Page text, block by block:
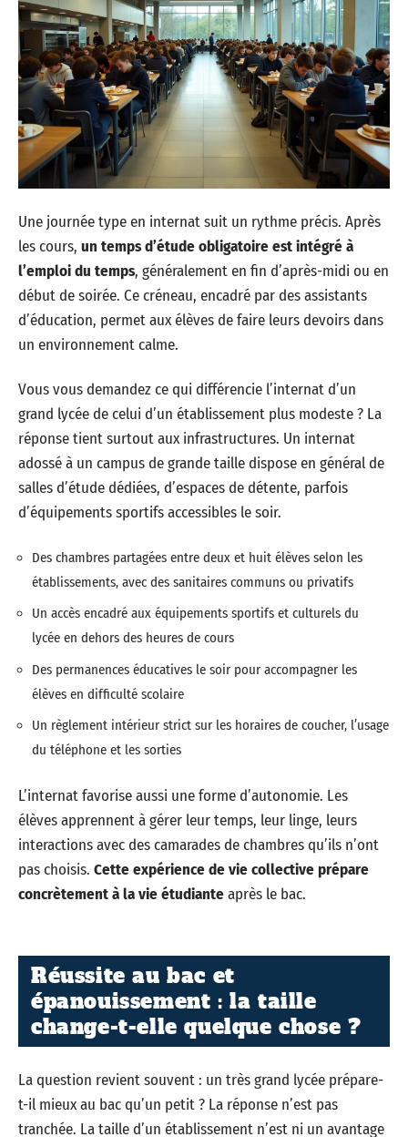
Une journée type en internat suit un rythme précis. Après
les cours, un temps d’étude obligatoire est intégré à
l’emploi du temps, généralement en fin d’après-midi ou en
début de soirée. Ce créneau, encadré par des assistants
d’éducation, permet aux élèves de faire leurs devoirs dans
un environnement calme.
Vous vous demandez ce qui différencie l’internat d’un
grand lycée de celui d’un établissement plus modeste ? La
réponse tient surtout aux infrastructures. Un internat
adossé à un campus de grande taille dispose en général de
salles d’étude dédiées, d’espaces de détente, parfois
d’équipements sportifs accessibles le soir.
Des chambres partagées entre deux et huit élèves selon les
établissements, avec des sanitaires communs ou privatifs
Un accès encadré aux équipements sportifs et culturels du
lycée en dehors des heures de cours
Des permanences éducatives le soir pour accompagner les
élèves en difficulté scolaire
Un règlement intérieur strict sur les horaires de coucher, l’usage
du téléphone et les sorties
L’internat favorise aussi une forme d’autonomie. Les
élèves apprennent à gérer leur temps, leur linge, leurs
interactions avec des camarades de chambres qu’ils n’ont
pas choisis. Cette expérience de vie collective prépare
concrètement à la vie étudianteaprès le bac.
Réussite au bac et
épanouissement : la taille
change-t-elle quelque chose ?
La question revient souvent : un très grand lycée prépare-
t-il mieux au bac qu’un petit ? La réponse n’est pas
tranchée. La taille d’un établissement n’est ni un avantage